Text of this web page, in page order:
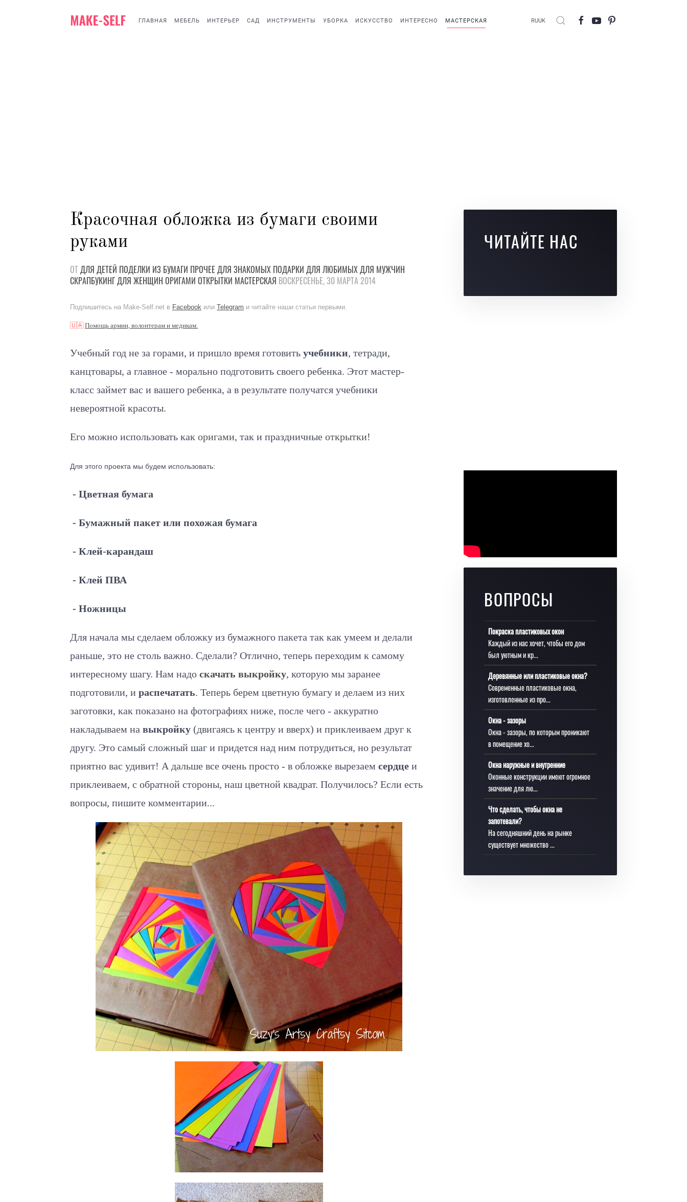
ГЛАВНАЯ МЕБЕЛЬ ИНТЕРЬЕР САД ИНСТРУМЕНТЫ УБОРКА ИСКУССТВО ИНТЕРЕСНО МАСТЕРСКАЯ RUUK
Красочная обложка из бумаги своими
руками
ОТДЛЯ ДЕТЕЙ ПОДЕЛКИ ИЗ БУМАГИ ПРОЧЕЕ ДЛЯ ЗНАКОМЫХ ПОДАРКИ ДЛЯ ЛЮБИМЫХДЛЯ МУЖЧИН
СКРАПБУКИНГДЛЯ ЖЕНЩИН ОРИГАМИ ОТКРЫТКИ МАСТЕРСКАЯ ВОСКРЕСЕНЬЕ, 30 МАРТА 2014
Подпишитесь на Make-Self.net в Facebook или Telegram и читайте наши статьи первыми.
🇺🇦Помощь армии, волонтерам и медикам.
Учебный год не за горами, и пришло время готовить учебники, тетради,
канцтовары, а главное - морально подготовить своего ребенка. Этот мастер-
класс займет вас и вашего ребенка, а в результате получатся учебники
невероятной красоты.
Его можно использовать как оригами, так и праздничные открытки!
Для этого проекта мы будем использовать:
- Цветная бумага
- Бумажный пакет или похожая бумага
- Клей-карандаш
- Клей ПВА
- Ножницы
Для начала мы сделаем обложку из бумажного пакета так как умеем и делали
раньше, это не столь важно. Сделали? Отлично, теперь переходим к самому
интересному шагу. Нам надо скачать выкройку, которую мы заранее
подготовили, и распечатать. Теперь берем цветную бумагу и делаем из них
заготовки, как показано на фотографиях ниже, после чего - аккуратно
накладываем на выкройку (двигаясь к центру и вверх) и приклеиваем друг к
другу. Это самый сложный шаг и придется над ним потрудиться, но результат
приятно вас удивит! А дальше все очень просто - в обложке вырезаем сердце и
приклеиваем, с обратной стороны, наш цветной квадрат. Получилось? Если есть
вопросы, пишите комментарии...
ЧИТАЙТЕ НАС
ВОПРОСЫ
Покраска пластиковых окон
Каждый из нас хочет, чтобы его дом
был уютным и кр...
Деревянные или пластиковые окна?
Современные пластиковые окна,
изготовленные из про...
Окна - зазоры
Окна - зазоры, по которым проникают
в помещение хо...
Окна наружные и внутренние
Оконные конструкции имеют огромное
значение для лю...
Что сделать, чтобы окна не
запотевали?
На сегодняшний день на рынке
существует множество ...